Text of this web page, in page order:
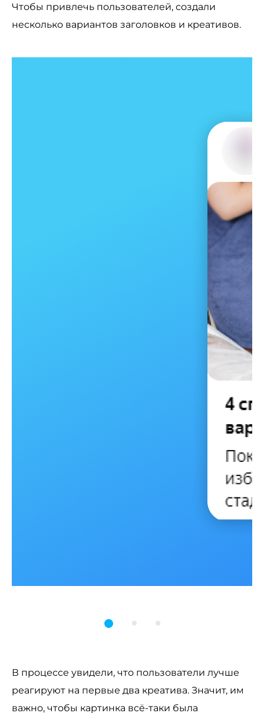
Чтобы привлечь пользователей, создали
несколько вариантов заголовков и креативов.
В процессе увидели, что пользователи лучше
реагируют на первые два креатива. Значит, им
важно, чтобы картинка всё-таки была